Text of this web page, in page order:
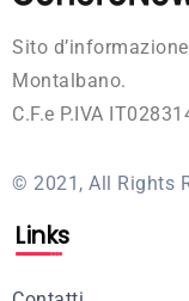
Sito
Montalbano.
C.F.e P.IVA
© 2021, All Rights
Links